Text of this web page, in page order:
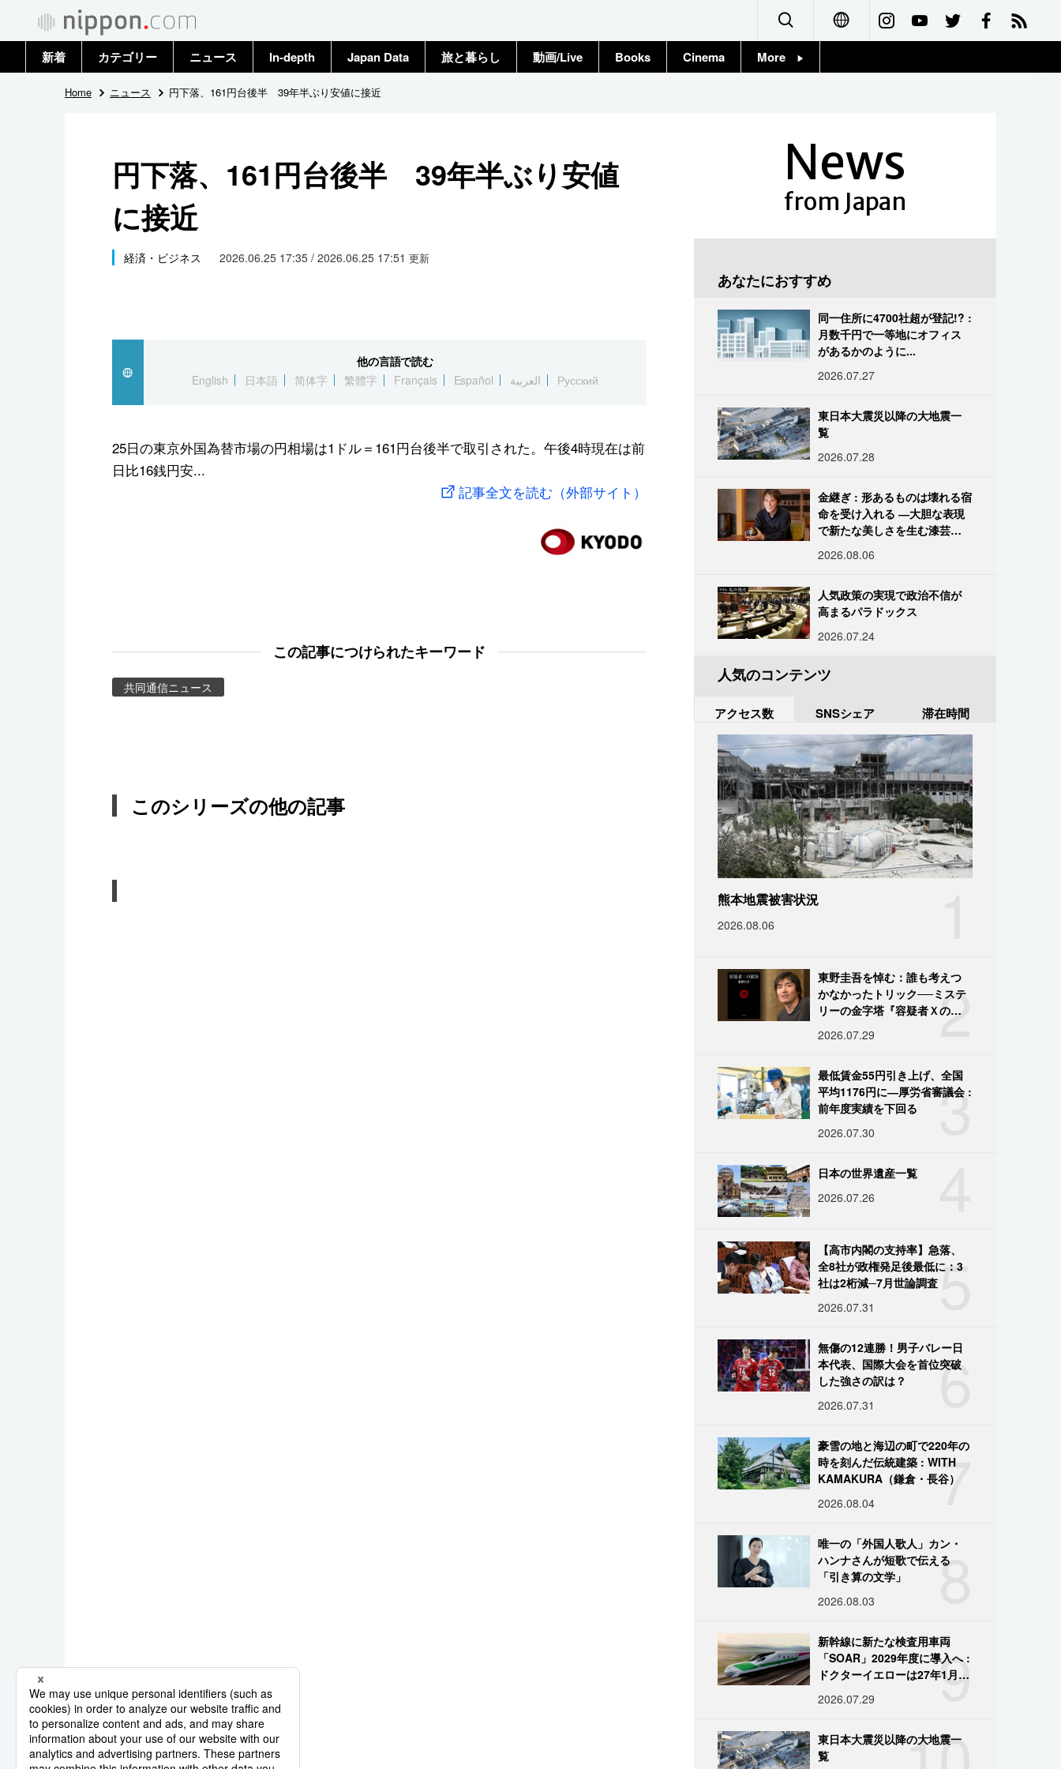
Français
新着 カテゴリー
政治・外交
国際
社会
文化
スポーツ・東京2020
ニュース
トップ
In-depth Japan Data 旅と暮らし 動画/Live Books Cinema More
Home ニュース 円下落、161円台後半 39年半ぶり安値に接近
円下落、161円台後半 39年半ぶり安値
に接近
経済・ビジネス 2026.06.25 17:35 / 2026.06.25 17:51 更新
他の言語で読む
English
日本語 简体字 繁體字 Français Español العربية Русский
25日の東京外国為替市場の円相場は1ドル＝161円台後半で取引された。午後4時現在は前
日比16銭円安...
記事全文を読む（外部サイト）
この記事につけられたキーワード
共同通信ニュース
このシリーズの他の記事
News
from Japan
あなたにおすすめ
同一住所に4700社超が登記!? :
月数千円で一等地にオフィス
があるかのように...
2026.07.27
東日本大震災以降の大地震一
覧
2026.07.28
金継ぎ : 形あるものは壊れる宿
命を受け入れる ―大胆な表現
で新たな美しさを生む漆芸修
2026.08.06
人気政策の実現で政治不信が
高まるパラドックス
2026.07.24
人気のコンテンツ
アクセス数 SNSシェア 滞在時間
熊本地震被害状況
2026.08.06
2
東野圭吾を悼む：誰も考えつ
かなかったトリック──ミステ
リーの金字塔『容疑者Ｘの献
2026.07.29
3
最低賃金55円引き上げ、全国
平均1176円に―厚労省審議会 :
前年度実績を下回る
2026.07.30
日本の世界遺産一覧
2026.07.26
5
【高市内閣の支持率】急落、
全8社が政権発足後最低に：3
社は2桁減─7月世論調査
2026.07.31
6
無傷の12連勝！男子バレー日
本代表、国際大会を首位突破
した強さの訳は？
2026.07.31
7
豪雪の地と海辺の町で220年の
時を刻んだ伝統建築 : WITH
KAMAKURA（鎌倉・長谷）
2026.08.04
8
唯一の「外国人歌人」カン・
ハンナさんが短歌で伝える
「引き算の文学」
2026.08.03
9
新幹線に新たな検査用車両
「SOAR」2029年度に導入へ :
ドクターイエローは27年1月に
2026.07.29
東日本大震災以降の大地震一
覧